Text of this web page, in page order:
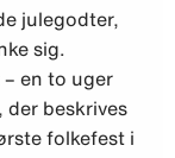
julegodter,
sig.
en to uger
der beskrives
folkefest i